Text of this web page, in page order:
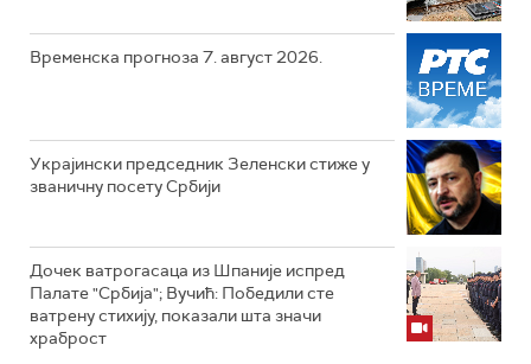
Временска прогноза 7. август 2026.
Украјински председник Зеленски стиже у
званичну посету Србији
Дочек ватрогасаца из Шпаније испред
Палате "Србија"; Вучић: Победили сте
ватрену стихију, показали шта значи
храброст